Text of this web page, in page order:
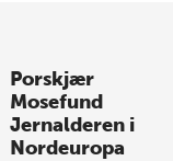
Porskjær
Mosefund
Jernalderen i
Nordeuropa